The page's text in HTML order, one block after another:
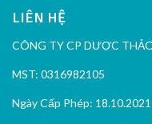
LIÊN HỆ
CÔNG TY CP DƯỢC
MST: 0316982105
Ngày Cấp Phép: 18.10.2021